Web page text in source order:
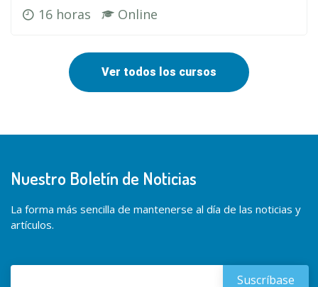
16 horas Online
Ver todos los cursos
Nuestro Boletín de Noticias
La forma más sencilla de mantenerse al día de las noticias y
artículos.